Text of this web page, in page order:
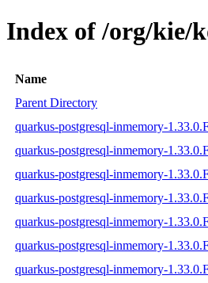
Index of /org/kie/
Name
Parent Directory
quarkus-postgresql-inmemory-
quarkus-postgresql-inmemory-
quarkus-postgresql-inmemory-
quarkus-postgresql-inmemory-
quarkus-postgresql-inmemory-
quarkus-postgresql-inmemory-
quarkus-postgresql-inmemory-